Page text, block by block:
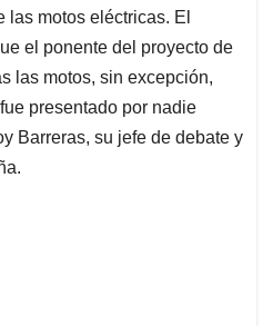
las motos eléctricas. El
el ponente del proyecto de
las motos, sin excepción,
presentado por nadie
Barreras, su jefe de debate y